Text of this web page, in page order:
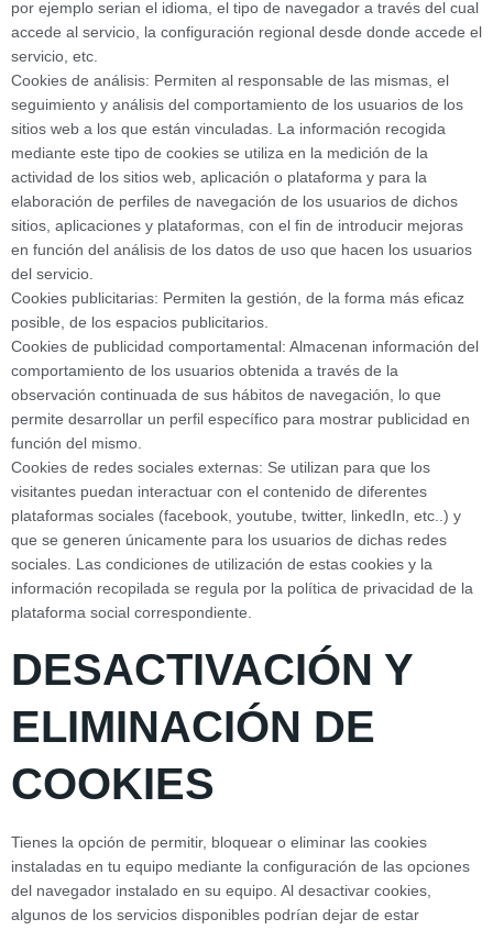
por ejemplo serian el idioma, el tipo de navegador a través del cual
accede al servicio, la configuración regional desde donde accede el
servicio, etc.
Cookies de análisis: Permiten al responsable de las mismas, el
seguimiento y análisis del comportamiento de los usuarios de los
sitios web a los que están vinculadas. La información recogida
mediante este tipo de cookies se utiliza en la medición de la
actividad de los sitios web, aplicación o plataforma y para la
elaboración de perfiles de navegación de los usuarios de dichos
sitios, aplicaciones y plataformas, con el fin de introducir mejoras
en función del análisis de los datos de uso que hacen los usuarios
del servicio.
Cookies publicitarias: Permiten la gestión, de la forma más eficaz
posible, de los espacios publicitarios.
Cookies de publicidad comportamental: Almacenan información del
comportamiento de los usuarios obtenida a través de la
observación continuada de sus hábitos de navegación, lo que
permite desarrollar un perfil específico para mostrar publicidad en
función del mismo.
Cookies de redes sociales externas: Se utilizan para que los
visitantes puedan interactuar con el contenido de diferentes
plataformas sociales (facebook, youtube, twitter, linkedIn, etc..) y
que se generen únicamente para los usuarios de dichas redes
sociales. Las condiciones de utilización de estas cookies y la
información recopilada se regula por la política de privacidad de la
plataforma social correspondiente.
DESACTIVACIÓN Y
ELIMINACIÓN DE
COOKIES
Tienes la opción de permitir, bloquear o eliminar las cookies
instaladas en tu equipo mediante la configuración de las opciones
del navegador instalado en su equipo. Al desactivar cookies,
algunos de los servicios disponibles podrían dejar de estar